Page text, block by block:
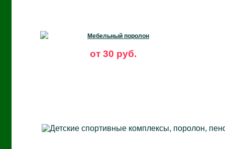
Мебельный поролон
от 30 руб.